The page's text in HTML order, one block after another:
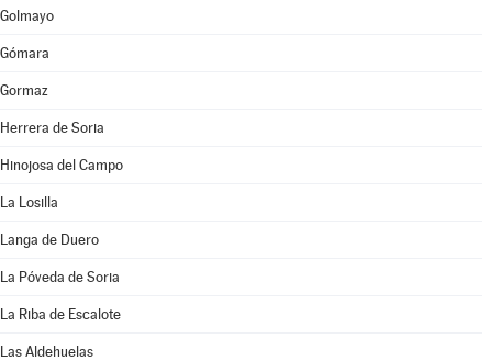
Golmayo
Gómara
Gormaz
Herrera de Soria
Hinojosa del Campo
La Losilla
Langa de Duero
La Póveda de Soria
La Riba de Escalote
Las Aldehuelas